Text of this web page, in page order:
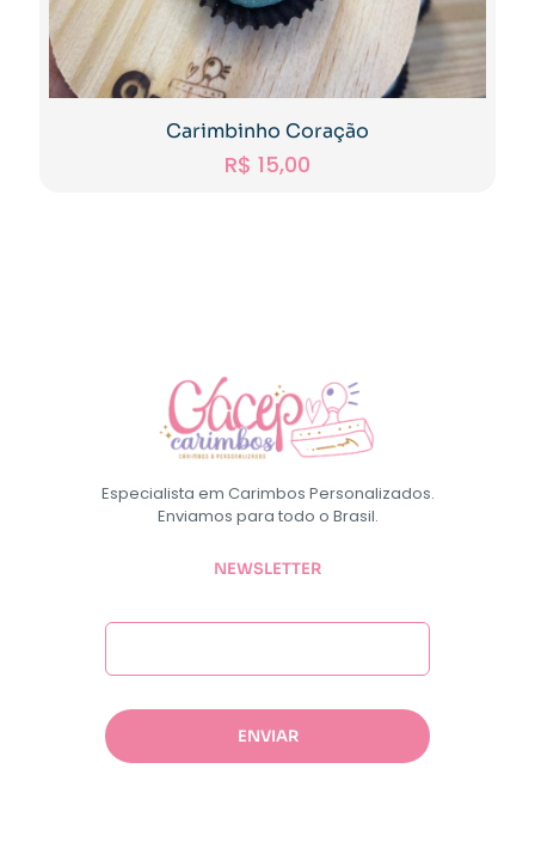
Carimbinho Coração
R$ 15,00
Especialista em Carimbos Personalizados.
Enviamos para todo o Brasil.
NEWSLETTER